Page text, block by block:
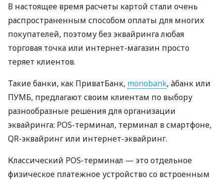
В настоящее время расчеты картой стали очень
распространенным способом оплаты для многих
покупателей, поэтому без эквайринга любая
торговая точка или интернет-магазин просто
теряет клиентов.
Такие банки, как ПриватБанк, monobank, àбанк или
ПУМБ, предлагают своим клиентам по выбору
разнообразные решения для организации
эквайринга: POS-терминал, терминал в смартфоне,
QR-эквайринг или интернет-эквайринг.
Классический POS-терминал — это отдельное
физическое платежное устройство со встроенным